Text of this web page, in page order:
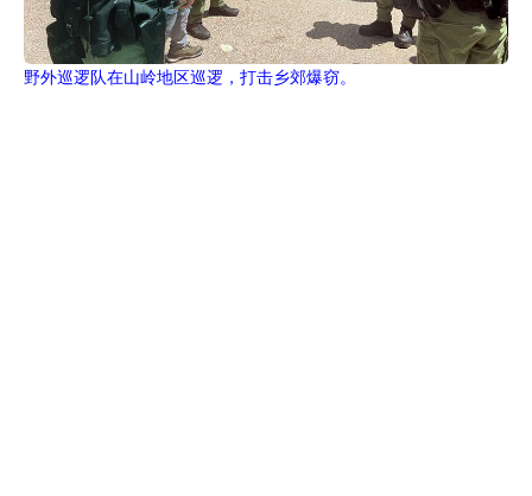
野外巡逻队在山岭地区巡逻，打击乡郊爆窃。